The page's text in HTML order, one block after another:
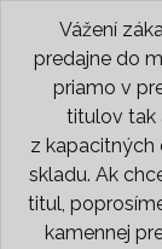
Vážení
predajne do
priamo v
titulov tak
z kapacitných
skladu. Ak
titul,
kamennej